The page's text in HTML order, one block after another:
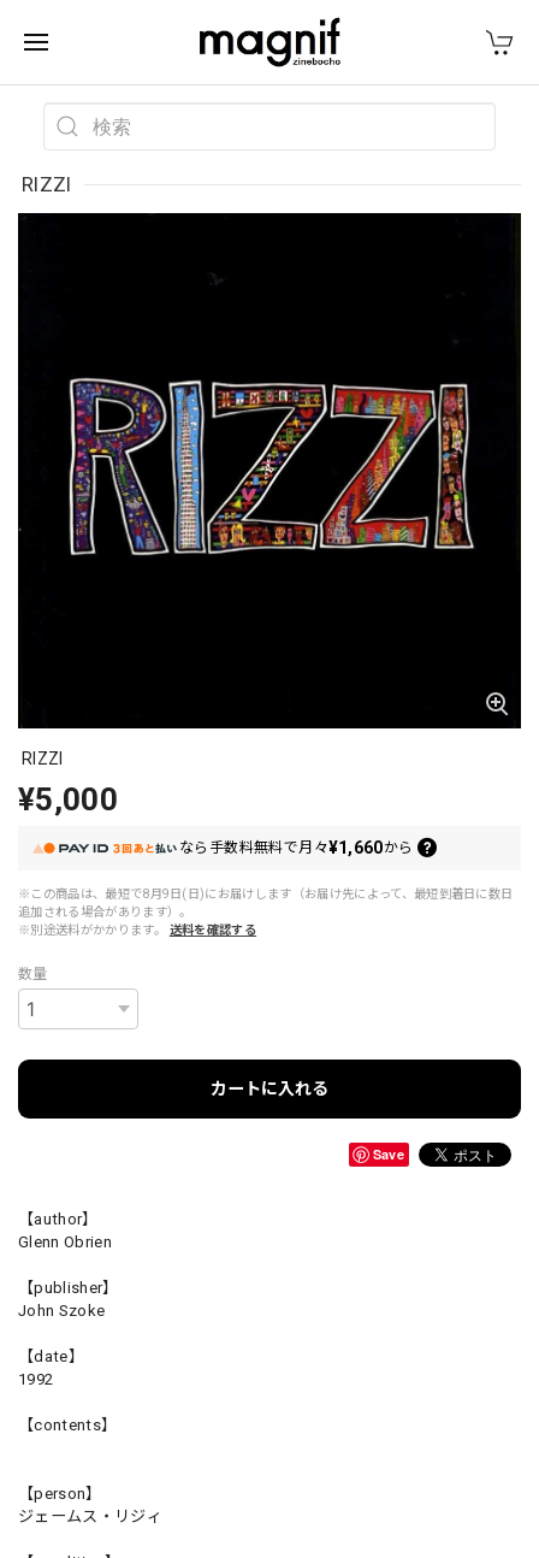
RIZZI
RIZZI
¥5,000
なら 手数料無料で月々¥1,660から
※この商品は、最短で8月9日(日)にお届けします（お届け先によって、最短到着日に数日
追加される場合があります）。
※別途送料がかかります。
送料を確認する
数量
カートに入れる
Save
【author】
Glenn Obrien
【publisher】
John Szoke
【date】
1992
【contents】
【person】
ジェームス・リジィ